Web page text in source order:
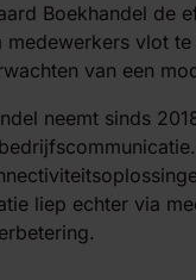
Boekhandel de
vlot
van een
neemt sinds
liep echter via